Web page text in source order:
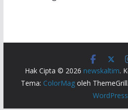
Hak Cipta © 2026 newskaltim.
Tema: ColorMagoleh
WordPress